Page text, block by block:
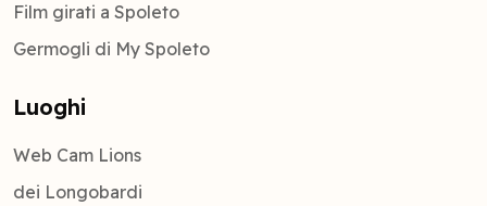
Film girati a Spoleto
Germogli di My Spoleto
Luoghi
Web Cam Lions
dei Longobardi